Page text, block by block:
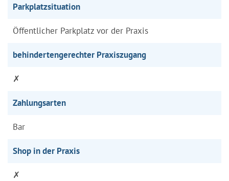
Parkplatzsituation
Öffentlicher Parkplatz vor der Praxis
behindertengerechter Praxiszugang
✗
Zahlungsarten
Bar
Shop in der Praxis
✗